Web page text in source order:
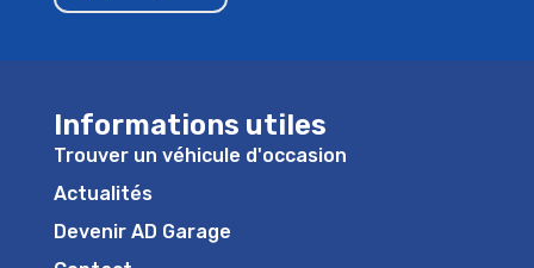
Informations utiles
Trouver un véhicule d'occasion
Actualités
Devenir AD Garage